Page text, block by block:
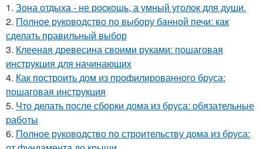
1. Зона отдыха - не роcкошь, а умный уголок для души.
2. Полное руководство по выбору банной печи: как
сделать правильный выбор
3. Клееная древесина своими руками: пошаговая
инструкция для начинающих
4. Как построить дом из профилированного бруса:
пошаговая инструкция
5. Что делать после сборки дома из бруса: обязательные
работы
6. Полное руководство по строительству дома из бруса: